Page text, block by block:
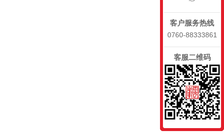
客户服务热线
0760-88333861
客服二维码